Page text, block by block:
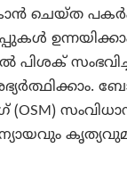
ചെയ്ത
പിശക്